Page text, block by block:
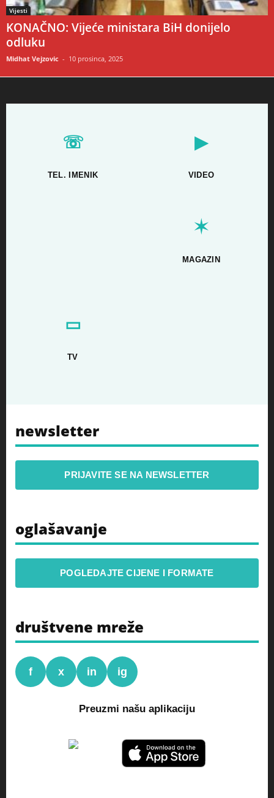
Vijesti
KONAČNO: Vijeće ministara BiH donijelo
odluku
Midhat Vejzovic - 10 prosinca, 2025
☏
TEL. IMENIK
▶
VIDEO
✶
MAGAZIN
▭
TV
newsletter
PRIJAVITE SE NA NEWSLETTER
oglašavanje
POGLEDAJTE CIJENE I FORMATE
društvene mreže
f x in ig
Preuzmi našu aplikaciju